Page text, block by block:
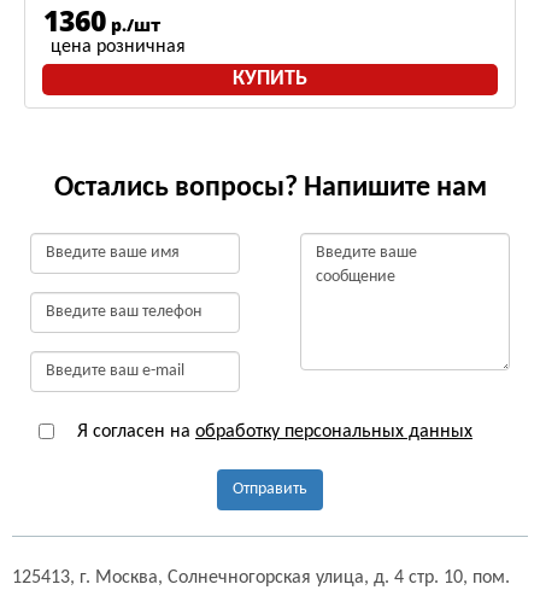
1360 р./шт
цена розничная
КУПИТЬ
Остались вопросы? Напишите нам
Я согласен на обработку персональных данных
Отправить
125413, г. Москва, Солнечногорская улица, д. 4 стр. 10, пом.